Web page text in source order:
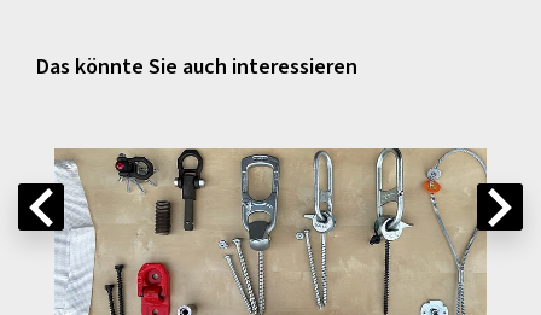
Das könnte Sie auch interessieren